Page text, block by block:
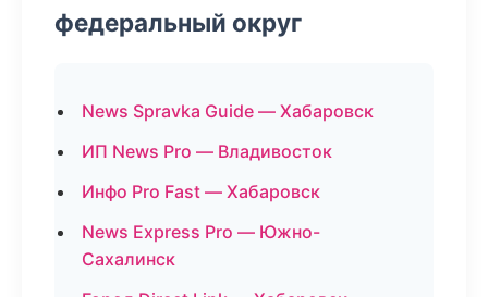
федеральный округ
News Spravka Guide — Хабаровск
ИП News Pro — Владивосток
Инфо Pro Fast — Хабаровск
News Express Pro — Южно-
Сахалинск